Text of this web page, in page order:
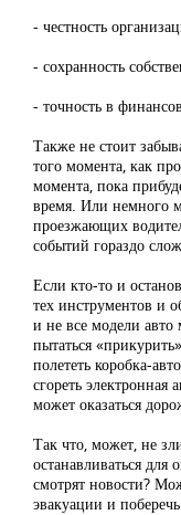
- честность
- сохранность
- точность в
Также не стоит
того момента, как
момента, пока
время. Или немного
проезжающих
событий гораздо
Если кто-то и
тех инструментов и
и не все модели
пытаться
полететь коробка-
сгореть электронная
может оказаться
Так что, может, не
останавливаться
смотрят новости?
эвакуации и